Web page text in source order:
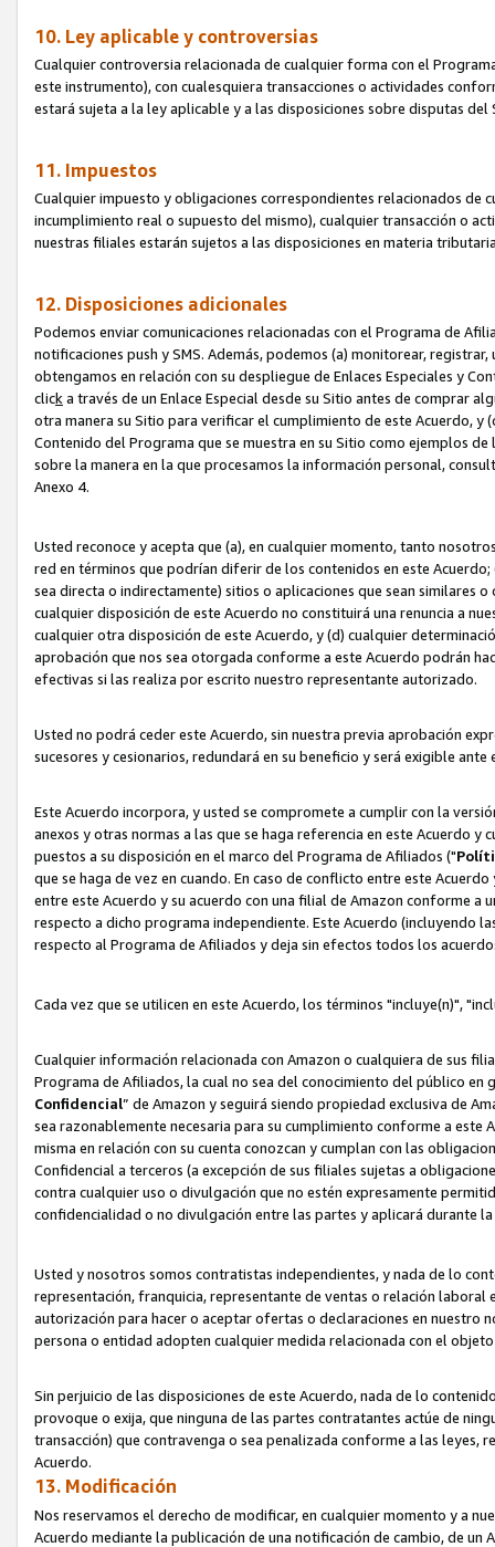
10. Ley aplicable y controversias
Cualquier controversia relacionada de cualquier forma con el
este instrumento), con cualesquiera transacciones o actividades
estará sujeta a la ley aplicable y a las disposiciones sobre disputas
11. Impuestos
Cualquier impuesto y obligaciones correspondientes relacionados de
incumplimiento real o supuesto del mismo), cualquier transacción o
nuestras filiales estarán sujetos a las disposiciones en materia
12. Disposiciones adicionales
Podemos enviar comunicaciones relacionadas con el Programa de
notificaciones push y SMS. Además, podemos (a) monitorear,
obtengamos en relación con su despliegue de Enlaces Especiales y
clicka través de un Enlace Especial desde su Sitio antes de comprar
otra manera su Sitio para verificar el cumplimiento de este Acuerdo,
Contenido del Programa que se muestra en su Sitio como ejemplos
sobre la manera en la que procesamos la información personal,
Anexo 4.
Usted reconoce y acepta que (a), en cualquier momento, tanto
red en términos que podrían diferir de los contenidos en este
sea directa o indirectamente) sitios o aplicaciones que sean similares
cualquier disposición de este Acuerdo no constituirá una renuncia a
cualquier otra disposición de este Acuerdo, y (d) cualquier
aprobación que nos sea otorgada conforme a este Acuerdo podrán
efectivas si las realiza por escrito nuestro representante autorizado.
Usted no podrá ceder este Acuerdo, sin nuestra previa aprobación
sucesores y cesionarios, redundará en su beneficio y será exigible
Este Acuerdo incorpora, y usted se compromete a cumplir con la
anexos y otras normas a las que se haga referencia en este Acuerdo
puestos a su disposición en el marco del Programa de Afiliados ("
que se haga de vez en cuando. En caso de conflicto entre este
entre este Acuerdo y su acuerdo con una filial de Amazon conforme
respecto a dicho programa independiente. Este Acuerdo (incluyendo
respecto al Programa de Afiliados y deja sin efectos todos los
Cada vez que se utilicen en este Acuerdo, los términos "incluye(n)",
Cualquier información relacionada con Amazon o cualquiera de sus
Programa de Afiliados, la cual no sea del conocimiento del público
Confidencial” de Amazon y seguirá siendo propiedad exclusiva de
sea razonablemente necesaria para su cumplimiento conforme a
misma en relación con su cuenta conozcan y cumplan con las
Confidencial a terceros (a excepción de sus filiales sujetas a
contra cualquier uso o divulgación que no estén expresamente
confidencialidad o no divulgación entre las partes y aplicará durante
Usted y nosotros somos contratistas independientes, y nada de lo
representación, franquicia, representante de ventas o relación
autorización para hacer o aceptar ofertas o declaraciones en nuestro
persona o entidad adopten cualquier medida relacionada con el
Sin perjuicio de las disposiciones de este Acuerdo, nada de lo
provoque o exija, que ninguna de las partes contratantes actúe de
transacción) que contravenga o sea penalizada conforme a las leyes,
Acuerdo.
13. Modificación
Nos reservamos el derecho de modificar, en cualquier momento y a
Acuerdo mediante la publicación de una notificación de cambio, de